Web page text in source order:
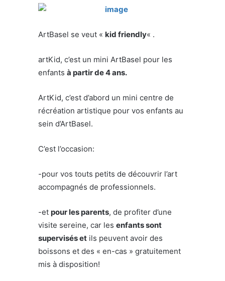
ArtBasel se veut « kid friendly« .
artKid, c’est un mini ArtBasel pour les
enfants à partir de 4 ans.
ArtKid, c’est d’abord un mini centre de
récréation artistique pour vos enfants au
sein d’ArtBasel.
C’est l’occasion:
-pour vos touts petits de découvrir l’art
accompagnés de professionnels.
-et pour les parents, de profiter d’une
visite sereine, car les enfants sont
supervisés et ils peuvent avoir des
boissons et des « en-cas » gratuitement
mis à disposition!